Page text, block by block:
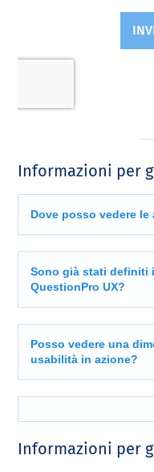
Informazioni per
Dove posso vedere
Sono già stati definiti
QuestionPro UX?
Posso vedere una
usabilità in azione?
Informazioni per